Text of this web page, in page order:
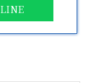
LINE